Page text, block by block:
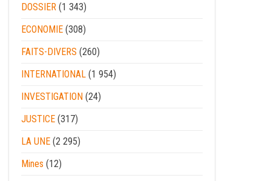
DOSSIER (1 343)
ECONOMIE (308)
FAITS-DIVERS (260)
INTERNATIONAL (1 954)
INVESTIGATION (24)
JUSTICE (317)
LA UNE (2 295)
Mines (12)